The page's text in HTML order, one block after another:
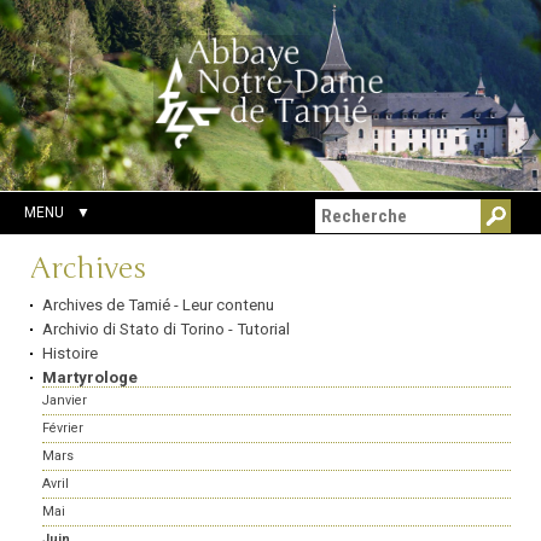
Aller
au
contenu.
|
Aller
à
la
navigation
Outils
personnels
Chercher par
Recherche
avancée…
MENU
Navigation
Archives
Archives de Tamié - Leur contenu
Archivio di Stato di Torino - Tutorial
Histoire
Martyrologe
Janvier
Février
Mars
Avril
Mai